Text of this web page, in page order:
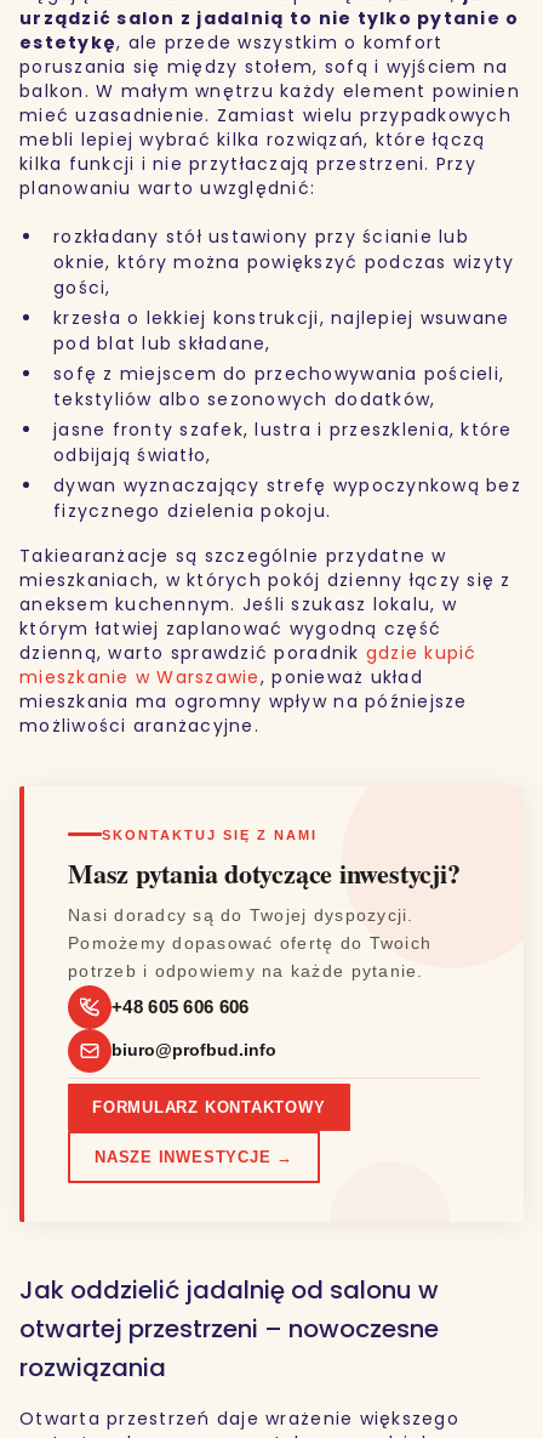
urządzić salon z jadalnią to nie tylko pytanie o
estetykę, ale przede wszystkim o komfort
poruszania się między stołem, sofą i wyjściem na
balkon. W małym wnętrzu każdy element powinien
mieć uzasadnienie. Zamiast wielu przypadkowych
mebli lepiej wybrać kilka rozwiązań, które łączą
kilka funkcji i nie przytłaczają przestrzeni. Przy
planowaniu warto uwzględnić:
rozkładany stół ustawiony przy ścianie lub
oknie, który można powiększyć podczas wizyty
gości,
krzesła o lekkiej konstrukcji, najlepiej wsuwane
pod blat lub składane,
sofę z miejscem do przechowywania pościeli,
tekstyliów albo sezonowych dodatków,
jasne fronty szafek, lustra i przeszklenia, które
odbijają światło,
dywan wyznaczający strefę wypoczynkową bez
fizycznego dzielenia pokoju.
Takiearanżacje są szczególnie przydatne w
mieszkaniach, w których pokój dzienny łączy się z
aneksem kuchennym. Jeśli szukasz lokalu, w
którym łatwiej zaplanować wygodną część
dzienną, warto sprawdzić poradnik gdzie kupić
mieszkanie w Warszawie, ponieważ układ
mieszkania ma ogromny wpływ na późniejsze
możliwości aranżacyjne.
SKONTAKTUJ SIĘ Z NAMI
Masz pytania dotyczące inwestycji?
Nasi doradcy są do Twojej dyspozycji.
Pomożemy dopasować ofertę do Twoich
potrzeb i odpowiemy na każde pytanie.
+48 605 606 606
biuro@profbud.info
FORMULARZ KONTAKTOWY
NASZE INWESTYCJE →
Jak oddzielić jadalnię od salonu w
otwartej przestrzeni – nowoczesne
rozwiązania
Otwarta przestrzeń daje wrażenie większego